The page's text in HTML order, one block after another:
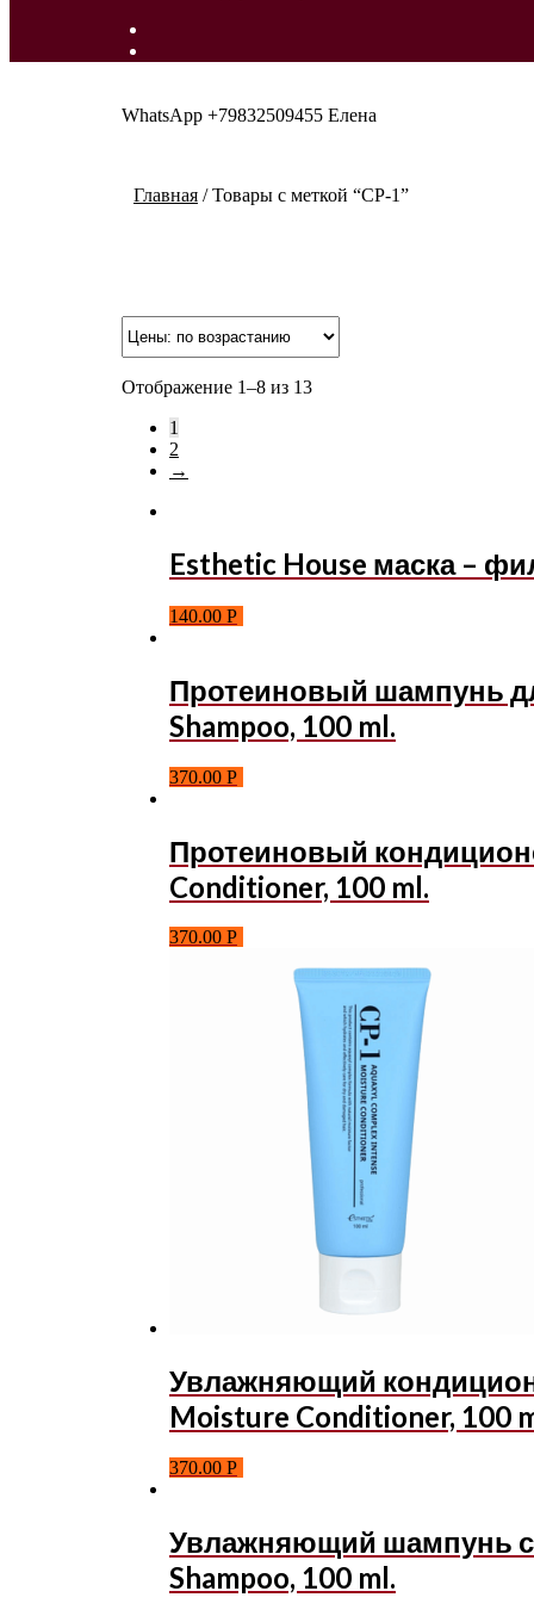
WhatsApp +79832509455 Елена
Главная/Товары с меткой “CP-1”
Отображение 1–8 из 13
1
2
→
Esthetic House маска –
140.00 Р
Протеиновый шампунь
Shampoo, 100 ml.
370.00 Р
Протеиновый
Conditioner, 100 ml.
370.00 Р
Увлажняющий
Moisture Conditioner, 100
370.00 Р
Увлажняющий шампунь с
Shampoo, 100 ml.